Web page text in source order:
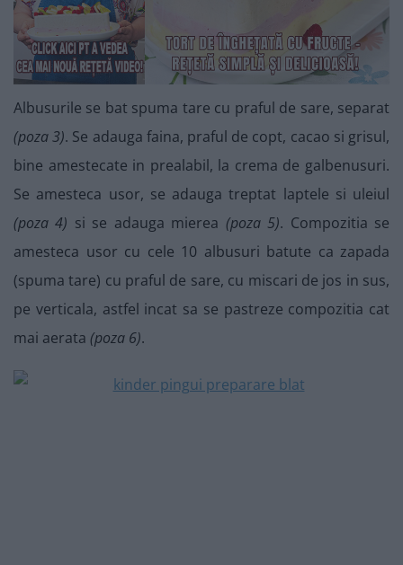
Albusurile se bat spuma tare cu praful de sare, separat
(poza 3). Se adauga faina, praful de copt, cacao si grisul,
bine amestecate in prealabil, la crema de galbenusuri.
Se amesteca usor, se adauga treptat laptele si uleiul
(poza 4) si se adauga mierea (poza 5). Compozitia se
amesteca usor cu cele 10 albusuri batute ca zapada
(spuma tare) cu praful de sare, cu miscari de jos in sus,
pe verticala, astfel incat sa se pastreze compozitia cat
mai aerata (poza 6).